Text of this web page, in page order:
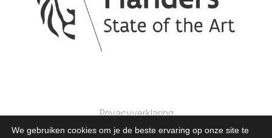
Privacyverklaring
We gebruiken cookies om je de beste ervaring op onze site te